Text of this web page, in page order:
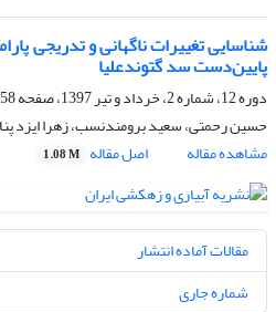
شناسایی تغییرات ناگهانی و تدریجی
پایین‌دست سد گتوندعلیا
دوره 12، شماره 2، خرداد و تیر 1397، صفحه
حسین رحمتی، سعید برومندنسب، زهرا ایزد
مشاهده مقاله
اصل مقاله 1.08 M
مقالات آماده انتشار
شماره جاری